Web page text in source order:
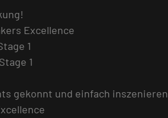
Excellence
1
1
gekonnt und einfach inszenieren